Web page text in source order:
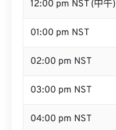
12:00 pm NST (中午)
01:00 pm NST
02:00 pm NST
03:00 pm NST
04:00 pm NST